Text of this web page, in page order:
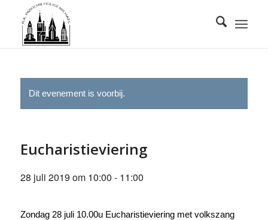
Dit evenement is voorbij.
Eucharistieviering
28 juli 2019 om 10:00 - 11:00
Zondag 28 juli 10.00u Eucharistieviering met volkszang